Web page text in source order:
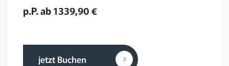
p.P. ab 1339,90 €
jetzt Buchen